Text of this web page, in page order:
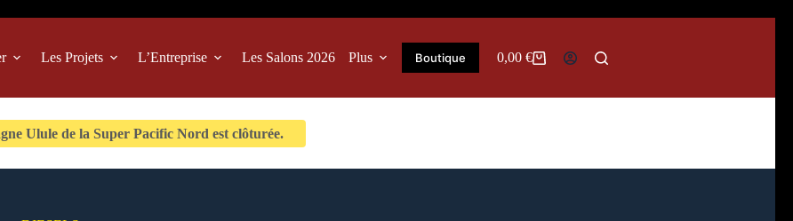
Les Projets L’Entreprise Les Salons 2026 Plus Boutique
Panier
0,00 €
Ulule de la Super Pacific Nord est clôturée.